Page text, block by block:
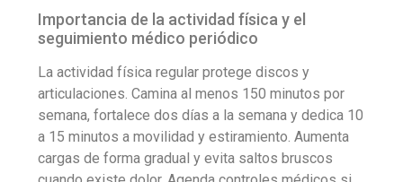
Importancia de la actividad física y el
seguimiento médico periódico
La actividad física regular protege discos y
articulaciones. Camina al menos 150 minutos por
semana, fortalece dos días a la semana y dedica 10
a 15 minutos a movilidad y estiramiento. Aumenta
cargas de forma gradual y evita saltos bruscos